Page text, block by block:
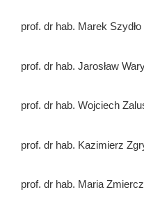
prof. dr hab. Marek Szydło
prof. dr hab. Jarosław
prof. dr hab. Wojciech
prof. dr hab. Kazimierz
prof. dr hab. Maria